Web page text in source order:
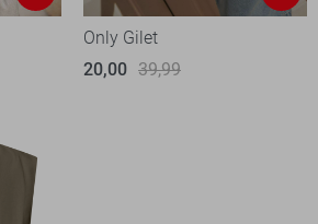
Only Gilet
20,00 39,99